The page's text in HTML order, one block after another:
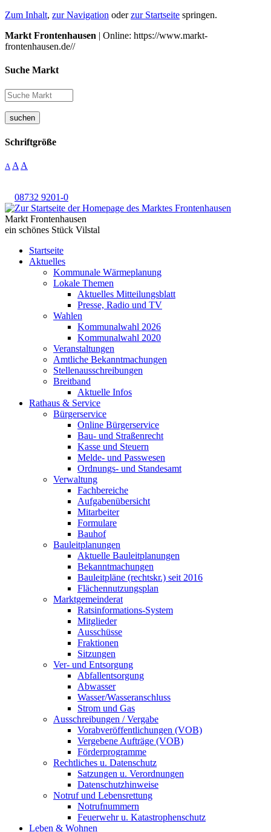
Zum Inhalt, zur Navigation oderzur Startseite springen.
Markt Frontenhausen | Online: https://www.markt-
frontenhausen.de//
Suche Markt
suchen
Schriftgröße
A A A
08732 9201-0
Markt Frontenhausen
ein schönes Stück Vilstal
Startseite
Aktuelles
Kommunale Wärmeplanung
Lokale Themen
Aktuelles Mitteilungsblatt
Presse, Radio und TV
Wahlen
Kommunalwahl 2026
Kommunalwahl 2020
Veranstaltungen
Amtliche Bekanntmachungen
Stellenausschreibungen
Breitband
Aktuelle Infos
Rathaus & Service
Bürgerservice
Online Bürgerservice
Bau- und Straßenrecht
Kasse und Steuern
Melde- und Passwesen
Ordnungs- und Standesamt
Verwaltung
Fachbereiche
Aufgabenübersicht
Mitarbeiter
Formulare
Bauhof
Bauleitplanungen
Aktuelle Bauleitplanungen
Bekanntmachungen
Bauleitpläne (rechtskr.) seit 2016
Flächennutzungsplan
Marktgemeinderat
Ratsinformations-System
Mitglieder
Ausschüsse
Fraktionen
Sitzungen
Ver- und Entsorgung
Abfallentsorgung
Abwasser
Wasser/Wasseranschluss
Strom und Gas
Ausschreibungen / Vergabe
Vorabveröffentlichungen (VOB)
Vergebene Aufträge (VOB)
Förderprogramme
Rechtliches u. Datenschutz
Satzungen u. Verordnungen
Datenschutzhinweise
Notruf und Lebensrettung
Notrufnummern
Feuerwehr u. Katastrophenschutz
Leben & Wohnen